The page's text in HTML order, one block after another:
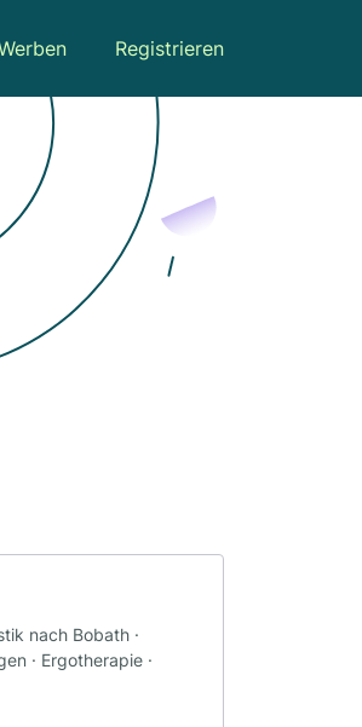
Registrieren
nach Bobath ·
· Ergotherapie ·